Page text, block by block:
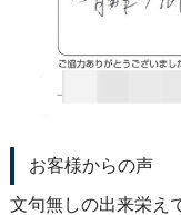
お客様からの声
文句無しの出来栄え